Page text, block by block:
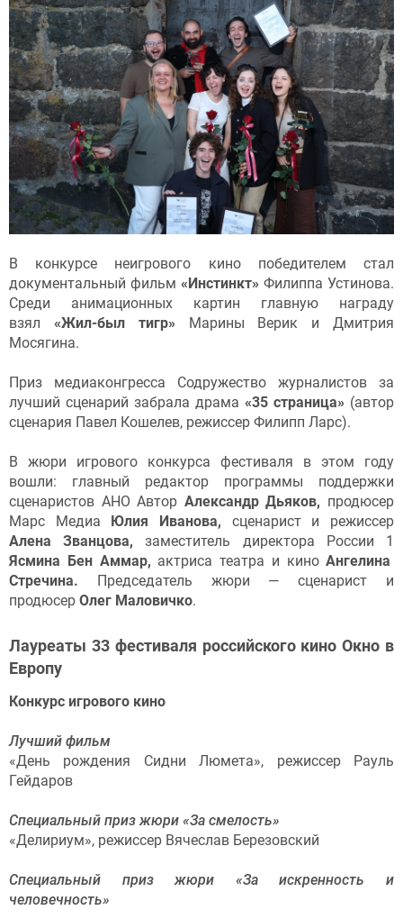
В конкурсе неигрового кино победителем стал
документальный фильм «Инстинкт» Филиппа Устинова.
Среди анимационных картин главную награду
взял «Жил-был тигр»
Марины Верик и Дмитрия
Мосягина.
Приз медиаконгресса Содружество журналистов за
лучший сценарий забрала драма «35 страница» (автор
сценария Павел Кошелев, режиссер Филипп Ларс).
В жюри игрового конкурса фестиваля в этом году
вошли: главный редактор программы поддержки
сценаристов АНО Автор Александр Дьяков, продюсер
Марс Медиа
Юлия Иванова, сценарист и режиссер
Алена Званцова,заместитель директора России 1
Ясмина Бен Аммар, актриса театра и киноАнгелина
Стречина.
Председатель жюри — сценарист и
продюсер Олег Маловичко.
Лауреаты 33 фестиваля российского кино Окно в
Европу
Конкурс игрового кино
Лучший фильм
«День рождения Сидни Люмета», режиссер Рауль
Гейдаров
Специальный приз жюри «За смелость»
«Делириум», режиссер Вячеслав Березовский
Специальный приз жюри «За искренность и
человечность»